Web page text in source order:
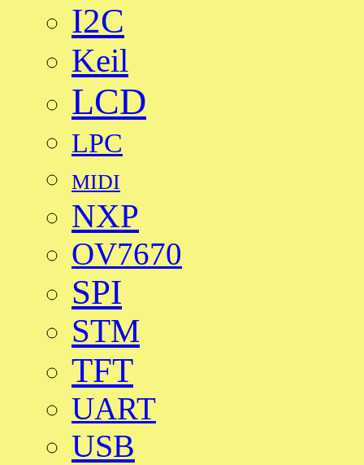
I2C
Keil
LCD
LPC
MIDI
NXP
OV7670
SPI
STM
TFT
UART
USB